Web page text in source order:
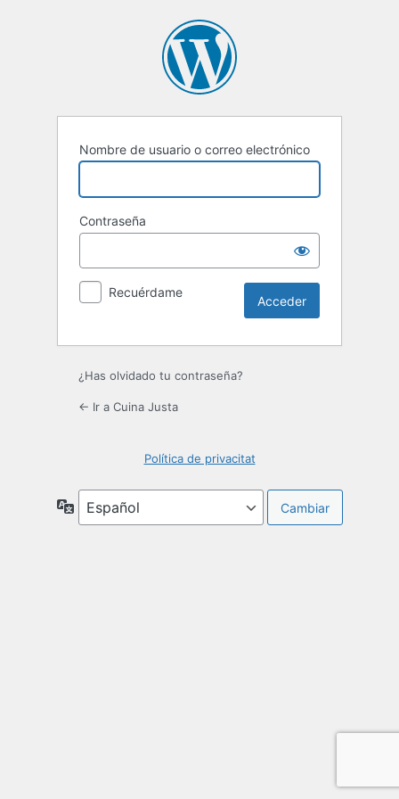
Nombre de usuario o correo electrónico
Contraseña
Recuérdame
¿Has olvidado tu contraseña?
← Ir a Cuina Justa
Política de privacitat
Idioma